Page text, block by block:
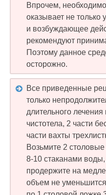
Впрочем,
оказывает не только
и возбуждающее
рекомендуют
Поэтому данное
осторожно.
Все приведенные
только
длительного лечения
чистотела, 2 части
части вахты
Возьмите 2
8-10 стаканами
продержите на
объем не